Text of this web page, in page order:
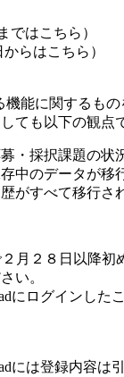
ではこちら）
らはこちら）
能に関するも
ても以下の観点
・採択課題の状
のデータが移
がすべて移行さ
月２８日以降
い。
にログインし
には登録内容は